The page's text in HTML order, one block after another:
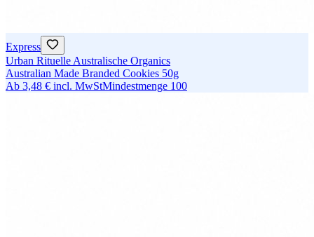
Express
Urban Rituelle Australische Organics
Australian Made Branded Cookies 50g
Ab 3,48 € incl. MwStMindestmenge 100